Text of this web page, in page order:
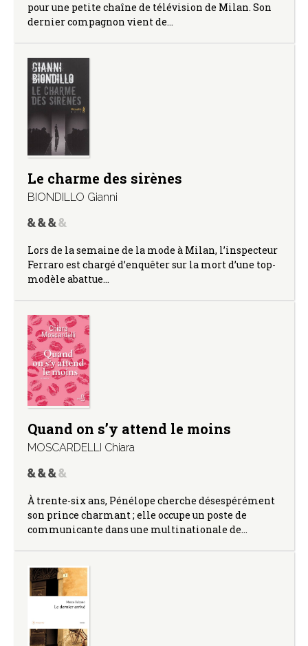
pour une petite chaîne de télévision de Milan. Son
dernier compagnon vient de…
Le charme des sirènes
BIONDILLO Gianni
Lors de la semaine de la mode à Milan, l’inspecteur
Ferraro est chargé d’enquêter sur la mort d’une top-
modèle abattue…
Quand on s’y attend le moins
MOSCARDELLI Chiara
À trente-six ans, Pénélope cherche désespérément
son prince charmant ; elle occupe un poste de
communicante dans une multinationale de…